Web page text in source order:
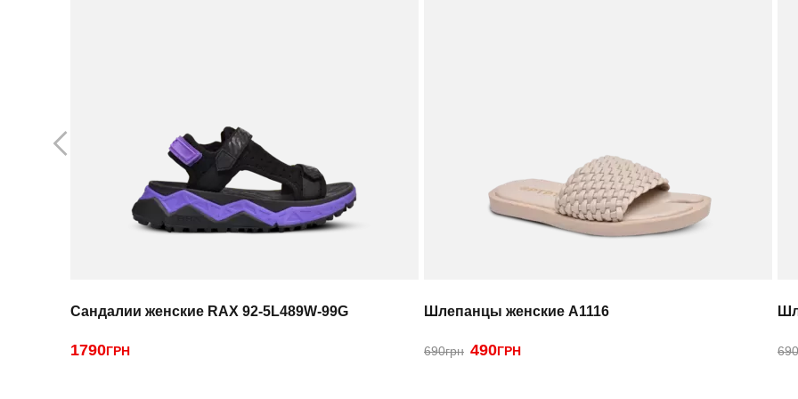
Сандалии женские RAX 92-5L489W-99G
1790ГРН
Шлепанцы женские A1116
690грн 490ГРН